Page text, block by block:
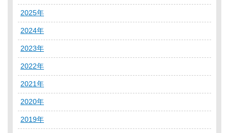
2025年
2024年
2023年
2022年
2021年
2020年
2019年